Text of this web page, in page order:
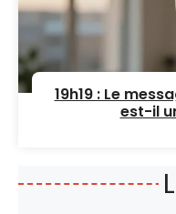
19h19 : Le
est-il